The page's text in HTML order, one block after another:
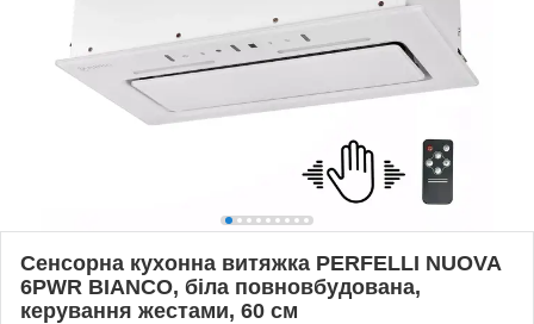
Сенсорна кухонна витяжка PERFELLI NUOVA
6PWR BIANCO, біла повновбудована,
керування жестами, 60 см